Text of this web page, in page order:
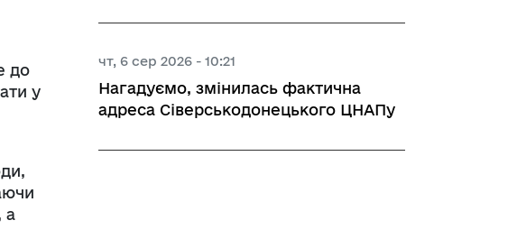
до
у
а
чт, 6 сер 2026 - 10:21
Нагадуємо, змінилась фактична
адреса Сіверськодонецького ЦНАПу